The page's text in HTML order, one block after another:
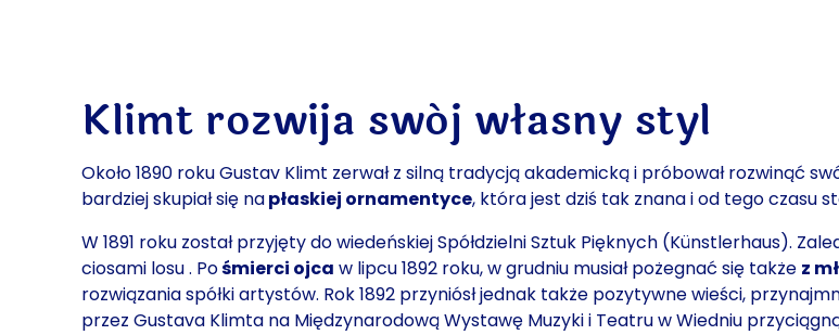
Klimt rozwija swój własny styl
Około 1890 roku Gustav Klimt zerwał z silną tradycją akademicką i próbował rozwinąć
bardziej skupiał się napłaskiej ornamentyce, która jest dziś tak znana i od tego czasu
W 1891 roku został przyjęty do wiedeńskiej Spółdzielni Sztuk Pięknych (Künstlerhaus).
ciosami losu. Pośmierci ojca w lipcu 1892 roku, w grudniu musiał pożegnać się także z
rozwiązania spółki artystów. Rok 1892 przyniósł jednak także pozytywne wieści,
przez Gustava Klimta na Międzynarodową Wystawę Muzyki i Teatru w Wiedniu